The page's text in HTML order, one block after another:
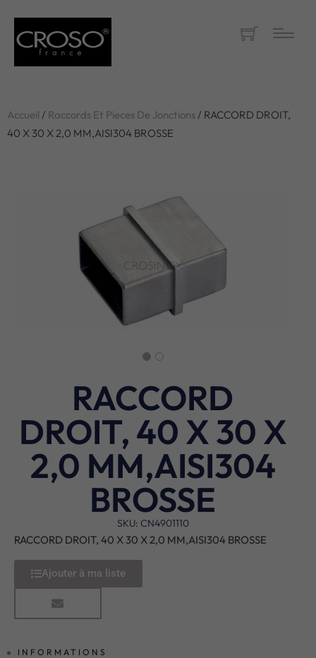
Accueil / Raccords Et Pieces De Jonctions/ RACCORD DROIT,
40 X 30 X 2,0 MM,AISI304 BROSSE
RACCORD
DROIT, 40 X 30 X
2,0 MM,AISI304
BROSSE
SKU: CN4901110
RACCORD DROIT, 40 X 30 X 2,0 MM,AISI304 BROSSE
Ajouter à ma liste
INFORMATIONS